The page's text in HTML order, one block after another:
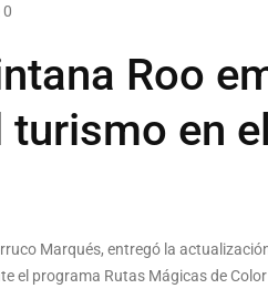
0
Roo
en
Marqués, entregó la
el programa Rutas Mágicas de Color